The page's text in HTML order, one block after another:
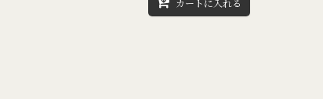
カートに入れる